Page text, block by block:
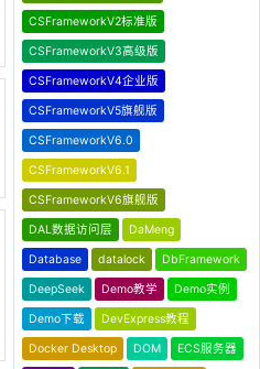
CSFrameworkV2标准版
CSFrameworkV3高级版
CSFrameworkV4企业版
CSFrameworkV5旗舰版
CSFrameworkV6.0
CSFrameworkV6.1
CSFrameworkV6旗舰版
DAL数据访问层 DaMeng
Database datalock DbFramework
DeepSeek Demo教学 Demo实例
Demo下载 DevExpress教程
Docker Desktop DOM ECS服务器